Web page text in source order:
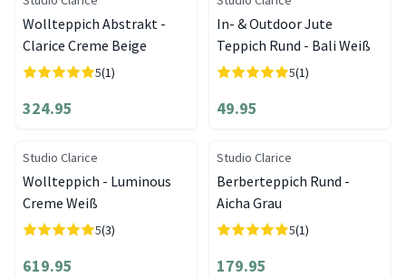
Wollteppich Abstrakt -
Clarice Creme Beige
5(1)
324.95
In- & Outdoor Jute
Teppich Rund - Bali Weiß
5(1)
49.95
Studio Clarice
Wollteppich - Luminous
Creme Weiß
5(3)
619.95
Studio Clarice
Berberteppich Rund -
Aicha Grau
5(1)
179.95